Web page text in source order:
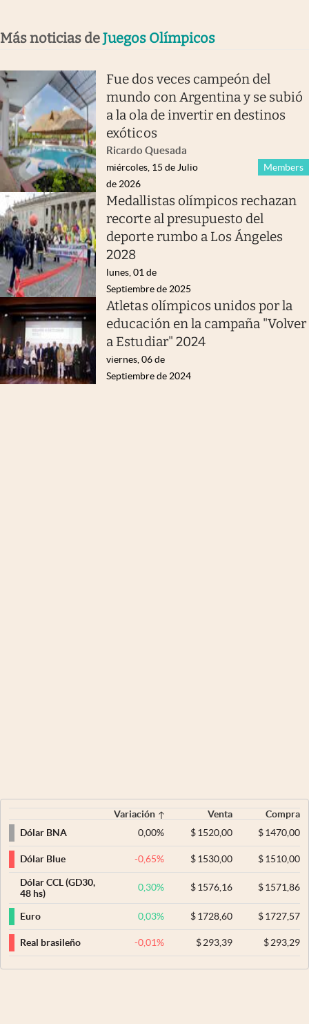
Más noticias deJuegos Olímpicos
Fue dos veces campeón del
mundo con Argentina y se subió
a la ola de invertir en destinos
exóticos
Ricardo Quesada
Members
miércoles, 15 de Julio
de 2026
Medallistas olímpicos rechazan
recorte al presupuesto del
deporte rumbo a Los Ángeles
2028
lunes, 01 de
Septiembre de 2025
Atletas olímpicos unidos por la
educación en la campaña "Volver
a Estudiar" 2024
viernes, 06 de
Septiembre de 2024
Variación Venta
Compra
Dólar BNA
0,00% $ 1520,00 $1470,00
Dólar Blue -0,65% $ 1530,00 $1510,00
Dólar CCL (GD30,
48 hs)
0,30% $ 1576,16 $1571,86
Euro 0,03% $ 1728,60 $1727,57
Real brasileño -0,01% $ 293,39 $293,29